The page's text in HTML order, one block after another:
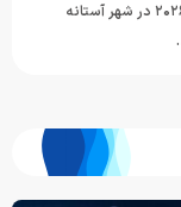
در نخستین روز از رقابت‌های شنای قهرمانی غرب آسیا ۲۰۲۶ در شهر آستانه